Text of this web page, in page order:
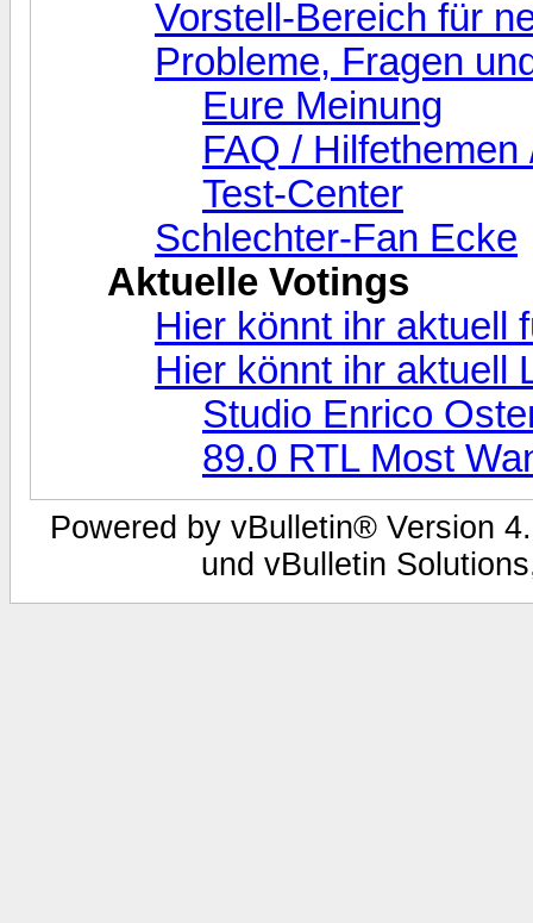
Vorstell-Bereich für
Probleme, Fragen
Eure Meinung
FAQ /
Test-Center
Schlechter-Fan Ecke
Aktuelle Votings
Hier könnt ihr aktuell
Hier könnt ihr aktuell
Studio Enrico
89.0 RTL Most
Powered by vBulletin® Version
und vBulletin